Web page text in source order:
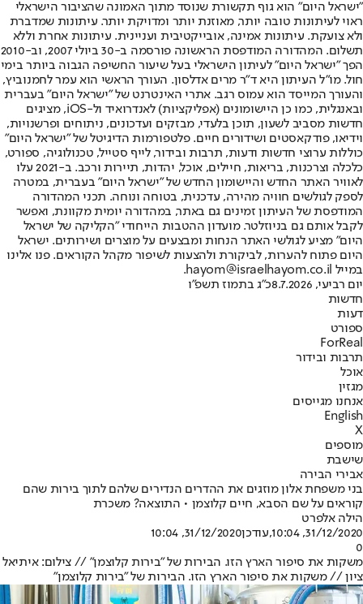
"ישראל היום" הוא גוף תקשורת שנוסד מתוך האמונה שהציבור הישראלי
ראוי לעיתונות טובה יותר, מאוזנת יותר ומדויקת יותר. עיתונות שמדברת
ולא צועקת. עיתונות אמינה, אובייקטיבית ועניינית. עיתונות אחרת וללא
תשלום. המהדורה המודפסת הראשונה פורסמה ב-30 ביולי 2007, וב-2010
הפך "ישראל היום" לעיתון הישראלי בעל שיעור החשיפה הגבוה ביותר בימי
חול. מו"ל העיתון היא ד"ר מרים אדלסון. העורך הראשי הוא עמר לחמנוביץ,
והעורך המייסד הוא עמוס רגב. אתרי האינטרנט של "ישראל היום" בעברית
ובאנגלית, כמו כן היישומונים (אפליקציות) לאנדרואיד ול-iOS, מציגים
חדשות מסביב לשעון, תוכן בלעדי, מבזקים ועדכונים, ניתוחים ופרשנויות,
וידיאו, פודקאסטים ושידורים חיים. פלטפורמות הדיגיטל של "ישראל היום"
כוללות ערוצי חדשות ודעות, תרבות ובידור, לייף סטייל, טכנולוגיה, ספורט,
כלכלה וצרכנות, בריאות, חיילים, אוכל, יהדות, תיירות ורכב. ב-2021 עלו
לאוויר האתר החדש והיישומון החדש של "ישראל היום" בעברית, במטרה
לספק לגולשים חוויה מהירה, עדכנית, בטוחה ונוחה. תכני המהדורה
המודפסת של העיתון זמינים גם באתר, במהדורה יומית מקוונת, ואפשר
לקבל אותם גם בניוזלטר. מועדון ההטבות הייחודי "הקליקה של ישראל
היום" מציע לגולשי האתר הנחות ומבצעים על מוצרים ושירותים. ישראל
היום פתוח להערות, לביקורת ולהצעות לשיפור מקהל הקוראים. פנו אלינו
במייל hayom@israelhayom.co.il.
יום רביעי, 8.7.2026
כ"ג בתמוז תשפ"ו
חדשות
דעות
ספורט
ForReal
תרבות ובידור
אוכל
מגזין
אנחנו מגייסים
English
X
מוספים
שישבת
אבירי הבירה
בני משפחת אלון מוזגים את ההדרים הנדירים שלהם לתוך בירות שהם
קוראים על שם הסבא, חיים קלוצמן • התוצאה? משכרת
הילה אלפרט
31/12/2020, 10:04
,עודכן31/12/2020, 10:04
0
משקות את סיפור הארץ הזו. הבירות של "בירות קלוצמן" // צילום: איתיאל
ציון // משקות את סיפור הארץ הזו. הבירות של "בירות קלוצמן"